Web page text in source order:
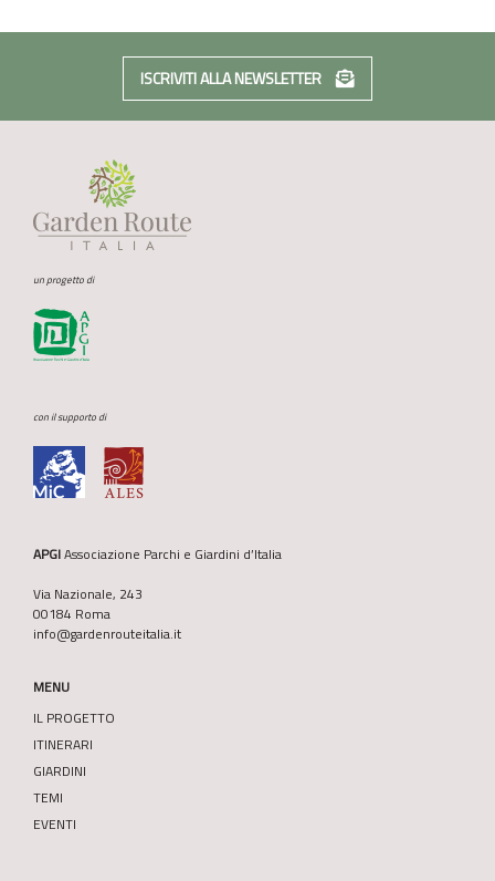
ISCRIVITI ALLA NEWSLETTER
un progetto di
con il supporto di
APGIAssociazione Parchi e Giardini d’Italia
Via Nazionale, 243
00184 Roma
info@gardenrouteitalia.it
MENU
IL PROGETTO
ITINERARI
GIARDINI
TEMI
EVENTI